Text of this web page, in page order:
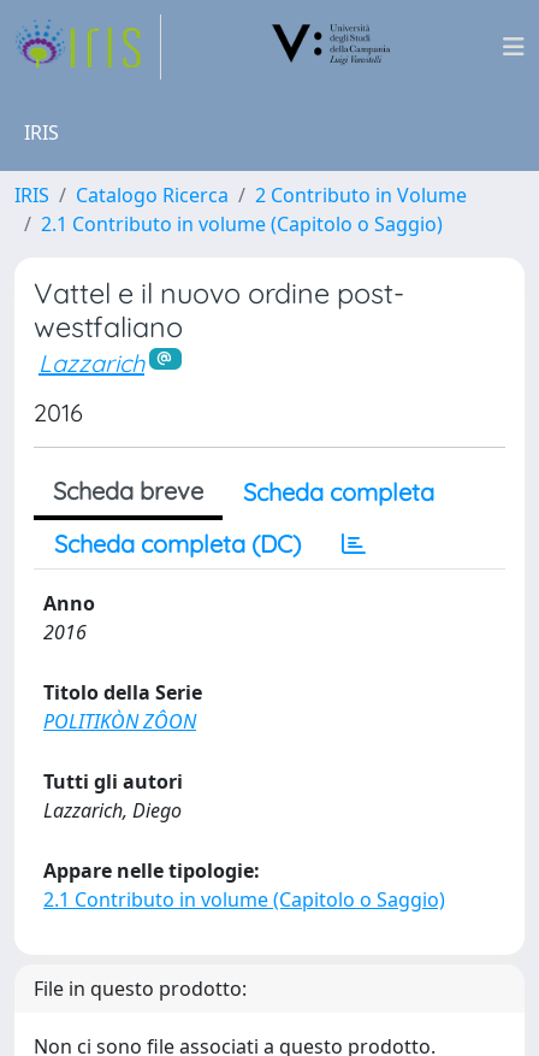
IRIS
IRIS Catalogo Ricerca
2 Contributo in Volume
2.1 Contributo in volume (Capitolo o Saggio)
Vattel e il nuovo ordine post-
westfaliano
Lazzarich
2016
Scheda breve
Scheda completa
Scheda completa (DC)
Anno
2016
Titolo della Serie
POLITIKÒN ZÔON
Tutti gli autori
Lazzarich, Diego
Appare nelle tipologie:
2.1 Contributo in volume (Capitolo o Saggio)
File in questo prodotto:
Non ci sono file associati a questo prodotto.